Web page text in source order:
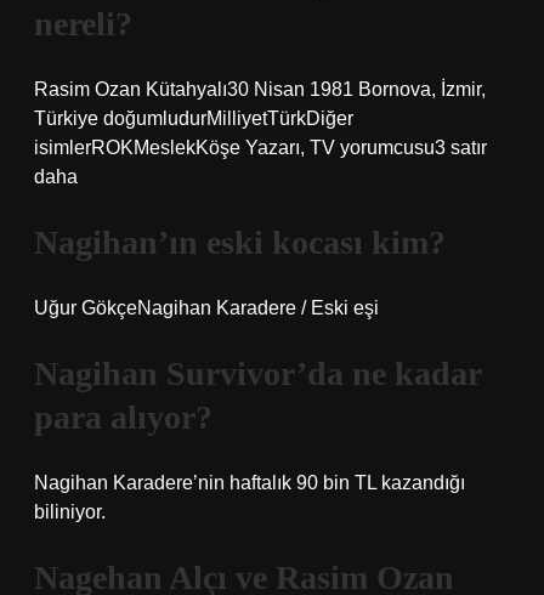
nereli?
Rasim Ozan Kütahyalı30 Nisan 1981 Bornova, İzmir,
Türkiye doğumludurMilliyetTürkDiğer
isimlerROKMeslekKöşe Yazarı, TV yorumcusu3 satır
daha
Nagihan’ın eski kocası kim?
Uğur GökçeNagihan Karadere / Eski eşi
Nagihan Survivor’da ne kadar
para alıyor?
Nagihan Karadere’nin haftalık 90 bin TL kazandığı
biliniyor.
Nagehan Alçı ve Rasim Ozan